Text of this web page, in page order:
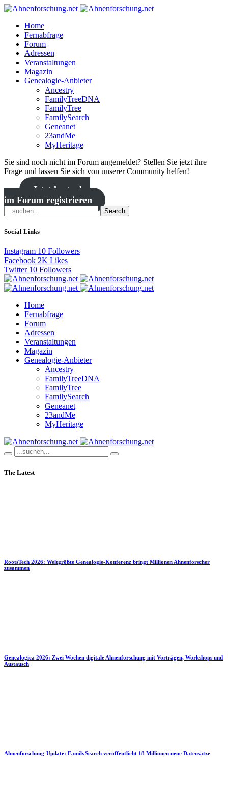
Home
Fernabfrage
Forum
Adressen
Veranstaltungen
Magazin
Genealogie-Anbieter
Ancestry
FamilyTreeDNA
FamilyTree
FamilySearch
Geneanet
23andMe
MyHeritage
Sie sind noch nicht im Forum angemeldet? Stellen Sie jetzt ihre
Frage und lassen Sie sich von unserer Community helfen!
Jetzt kostenlos
im Forum registrieren
Search
Social Links
Instagram 10 Followers
Facebook 2K Likes
Twitter 10 Followers
Home
Fernabfrage
Forum
Adressen
Veranstaltungen
Magazin
Genealogie-Anbieter
Ancestry
FamilyTreeDNA
FamilyTree
FamilySearch
Geneanet
23andMe
MyHeritage
The Latest
RootsTech 2026: Weltgrößte Genealogie-Konferenz bringt Millionen Ahnenforscher
zusammen
Genealogica 2026: Zwei Wochen digitale Ahnenforschung mit Vorträgen, Workshops und
Austausch
Ahnenforschung-Update: FamilySearch veröffentlicht 18 Millionen neue Datensätze